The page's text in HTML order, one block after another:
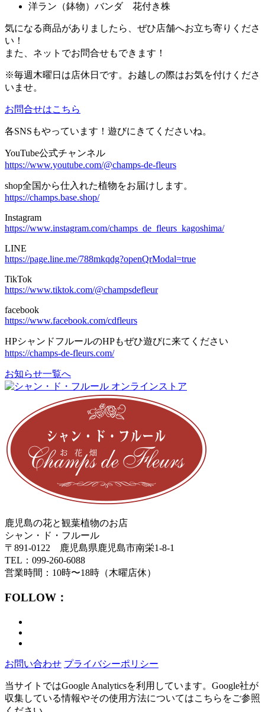
洋ラン（鉢物）バンダ 花付き株
気になる商品がありましたら、ぜひ店舗へお立ち寄りくださ
い！
また、ネットでお問合せもできます！
※毎週木曜日は店休日です。お越しの際はお気を付けくださ
いませ。
お問合せはこちら
各SNSもやっています！遊びにきてくださいね。
YouTube公式チャンネル
https://www.youtube.com/@champs-de-fleurs
shop全国から仕入れた植物をお届けします。
https://champs.base.shop/
Instagram
https://www.instagram.com/champs_de_fleurs_kagoshima/
LINE
https://page.line.me/788mkqdg?openQrModal=true
TikTok
https://www.tiktok.com/@champsdefleur
facebook
https://www.facebook.com/cdfleurs
HPシャンドフルールのHPもぜひ遊びに来てください
https://champs-de-fleurs.com/
お知らせ一覧へ
鹿児島の花と観葉植物のお店
シャン・ド・フルール
〒891-0122 鹿児島県鹿児島市南栄1-8-1
TEL：099-260-6088
営業時間：10時〜18時（木曜店休）
FOLLOW：
お問い合わせ プライバシーポリシー
当サイトではGoogle Analyticsを利用しています。Google社が
収集している情報やその使用方法についてはこちらをご参照